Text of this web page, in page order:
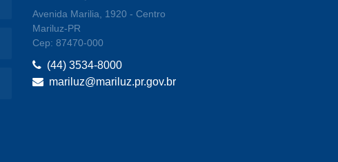
Avenida Marilia, 1920 - Centro
Mariluz-PR
Cep: 87470-000
(44) 3534-8000
mariluz@mariluz.pr.gov.br